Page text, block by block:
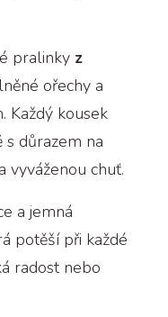
pralinky z
ořechy a
Každý kousek
s důrazem na
a vyváženou chuť.
a jemná
potěší při každé
radost nebo